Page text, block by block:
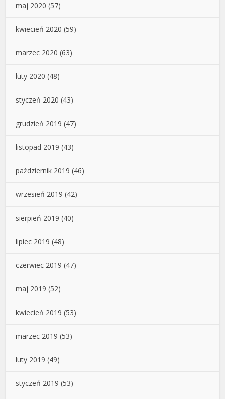
maj 2020 (57)
kwiecień 2020 (59)
marzec 2020 (63)
luty 2020 (48)
styczeń 2020 (43)
grudzień 2019 (47)
listopad 2019 (43)
październik 2019 (46)
wrzesień 2019 (42)
sierpień 2019 (40)
lipiec 2019 (48)
czerwiec 2019 (47)
maj 2019 (52)
kwiecień 2019 (53)
marzec 2019 (53)
luty 2019 (49)
styczeń 2019 (53)